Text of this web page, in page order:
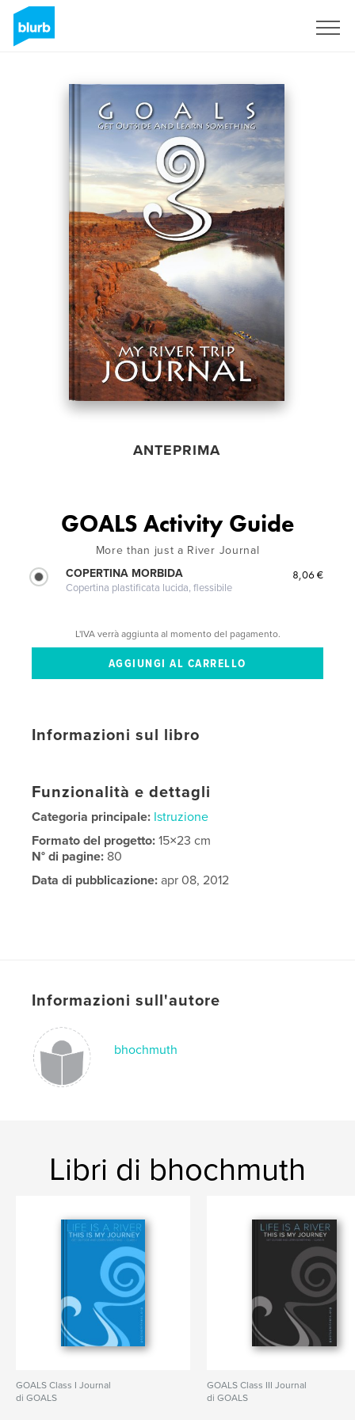
ANTEPRIMA
GOALS Activity Guide
More than just a River Journal
COPERTINA MORBIDA
Copertina plastificata lucida, flessibile
8,06 €
L'IVA verrà aggiunta al momento del pagamento.
Informazioni sul libro
Funzionalità e dettagli
Categoria principale: Istruzione
Formato del progetto:15×23 cm
N° di pagine: 80
Data di pubblicazione: apr 08, 2012
Informazioni sull'autore
bhochmuth
Libri di bhochmuth
GOALS Class I Journal
di GOALS
GOALS Class III Journal
di GOALS